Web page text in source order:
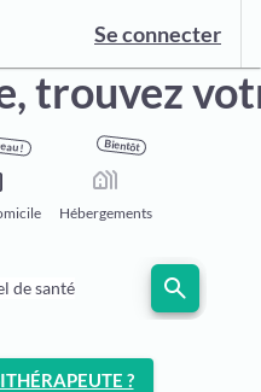
Se connecter
trouvez
! Bientôt
holiday_village
Hébergements
de santé search
?